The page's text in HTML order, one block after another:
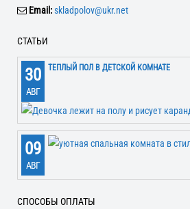
Email:skladpolov@ukr.net
СТАТЬИ
30
АВГ
ТЕПЛЫЙ ПОЛ В ДЕТСКОЙ КОМНАТЕ
09
АВГ
СПОСОБЫ ОПЛАТЫ